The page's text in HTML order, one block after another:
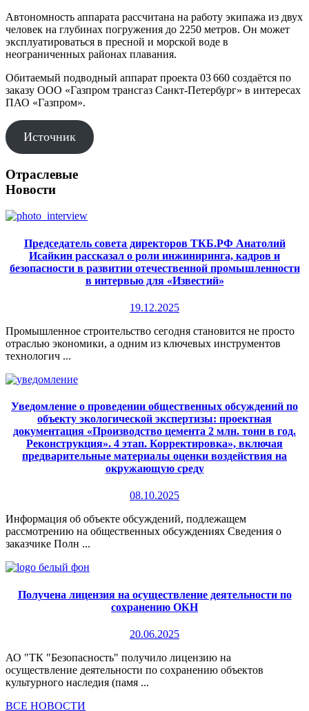
Автономность аппарата рассчитана на работу экипажа из двух
человек на глубинах погружения до 2250 метров. Он может
эксплуатироваться в пресной и морской воде в
неограниченных районах плавания.
Обитаемый подводный аппарат проекта 03 660 создаётся по
заказу ООО «Газпром трансгаз Санкт-Петербург» в интересах
ПАО «Газпром».
Источник
Отраслевые
Новости
Председатель совета директоров ТКБ.РФ Анатолий
Исайкин рассказал о роли инжиниринга, кадров и
безопасности в развитии отечественной промышленности
в интервью для «Известий»
19.12.2025
Промышленное строительство сегодня становится не просто
отраслью экономики, а одним из ключевых инструментов
технологич ...
Уведомление о проведении общественных обсуждений по
объекту экологической экспертизы: проектная
документация «Производство цемента 2 млн. тонн в год.
Реконструкция». 4 этап. Корректировка», включая
предварительные материалы оценки воздействия на
окружающую среду
08.10.2025
Информация об объекте обсуждений, подлежащем
рассмотрению на общественных обсуждениях Сведения о
заказчике Полн ...
Получена лицензия на осуществление деятельности по
сохранению ОКН
20.06.2025
АО "ТК "Безопасность" получило лицензию на
осуществление деятельности по сохранению объектов
культурного наследия (памя ...
ВСЕ НОВОСТИ